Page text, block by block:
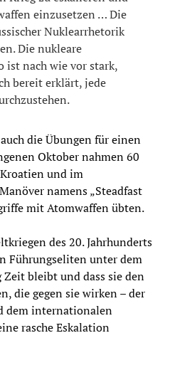
einzusetzen … Die
Nuklearrhetorik
Die nukleare
ist nach wie vor stark,
bereit erklärt, jede
die Übungen für einen
Oktober nahmen 60
und im
namens „Steadfast
mit Atomwaffen übten.
des 20. Jahrhunderts
Führungseliten unter dem
bleibt und dass sie den
die gegen sie wirken – der
dem internationalen
rasche Eskalation